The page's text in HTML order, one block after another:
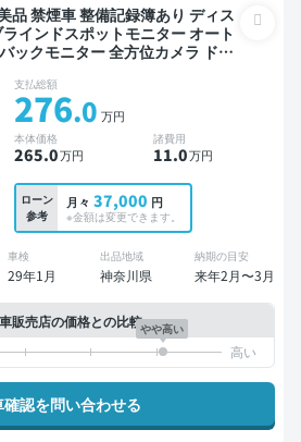
インドスポットモニター オート
ックモニター 全方位カメラ ドラ
支払総額
276.0 万円
本体価格
265.0万円
諸費用
11.0万円
ローン
参考
月々 37,000 円
※金額は変更できます。
車検
29年1月
出品地域
神奈川県
納期の目安
来年2月〜3月
販売店の価格との比較やや高い
確認を問い合わせる